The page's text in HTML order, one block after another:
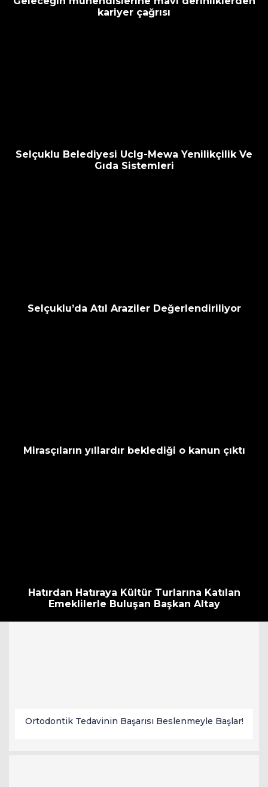
kariyer çağrısı
Selçuklu Belediyesi Uclg-Mewa Yenilikçilik Ve
Gıda Sistemleri
Selçuklu’da Atıl Araziler Değerlendiriliyor
Mirasçıların yıllardır beklediği o kanun çıktı
Hatırdan Hatıraya Kültür Turlarına Katılan
Emeklilerle Buluşan Başkan Altay
Ortodontik Tedavinin Başarısı Beslenmeyle Başlar!